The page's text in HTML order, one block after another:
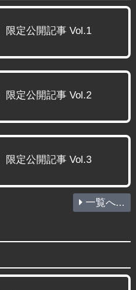
限定公開記事 Vol.1
限定公開記事 Vol.2
限定公開記事 Vol.3
一覧へ...